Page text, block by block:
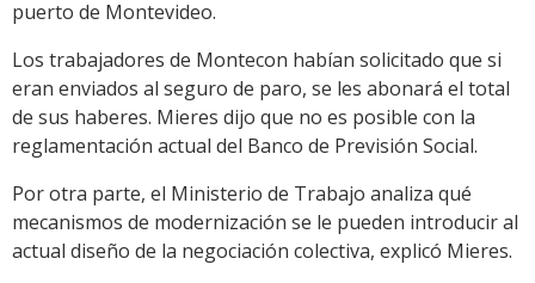
puerto de Montevideo.
Los trabajadores de Montecon habían solicitado que si
eran enviados al seguro de paro, se les abonará el total
de sus haberes. Mieres dijo que no es posible con la
reglamentación actual del Banco de Previsión Social.
Por otra parte, el Ministerio de Trabajo analiza qué
mecanismos de modernización se le pueden introducir al
actual diseño de la negociación colectiva, explicó Mieres.